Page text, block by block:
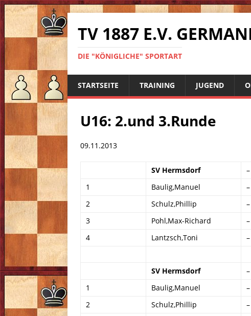
TV 1887 E.V.
DIE "KÖNIGLICHE" SPORTART
STARTSEITE TRAINING JUGEND
U16: 2.und 3.Runde
09.11.2013
SV Hermsdorf –
1
Baulig,Manuel –
2
Schulz,Phillip –
3
Pohl,Max-Richard –
4
Lantzsch,Toni –
SV Hermsdorf –
1
Baulig,Manuel –
2
Schulz,Phillip –